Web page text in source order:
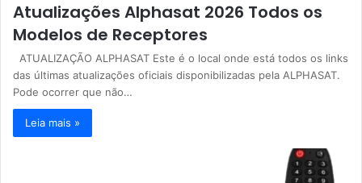
Atualizações Alphasat 2026 Todos os
Modelos de Receptores
ATUALIZAÇÃO ALPHASAT Este é o local onde está todos os links
das últimas atualizações oficiais disponibilizadas pela ALPHASAT.
Pode ocorrer que não…
Leia mais »